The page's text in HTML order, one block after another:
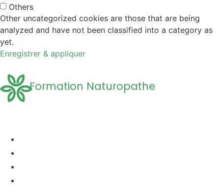
Others
Other uncategorized cookies are those that are being
analyzed and have not been classified into a category as
yet.
Enregistrer & appliquer
Formation Naturopathe